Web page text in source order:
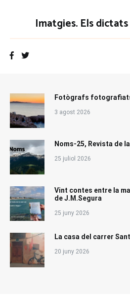
Imatgies. Els
Fotògrafs
3 agost 2026
Noms-25, Revista de
25 juliol 2026
Vint contes entre la
de J.M.Segura
25 juny 2026
La casa del carrer
20 juny 2026